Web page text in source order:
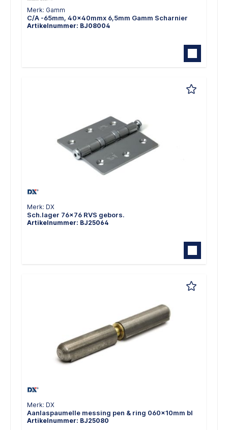
Merk: Gamm
C/A -65mm, 40x40mmx 6,5mm Gamm Scharnier
Artikelnummer: BJ08004
Merk: DX
Sch.lager 76x76 RVS gebors.
Artikelnummer: BJ25064
Merk: DX
Aanlaspaumelle messing pen & ring 060x10mm bl
Artikelnummer: BJ25080